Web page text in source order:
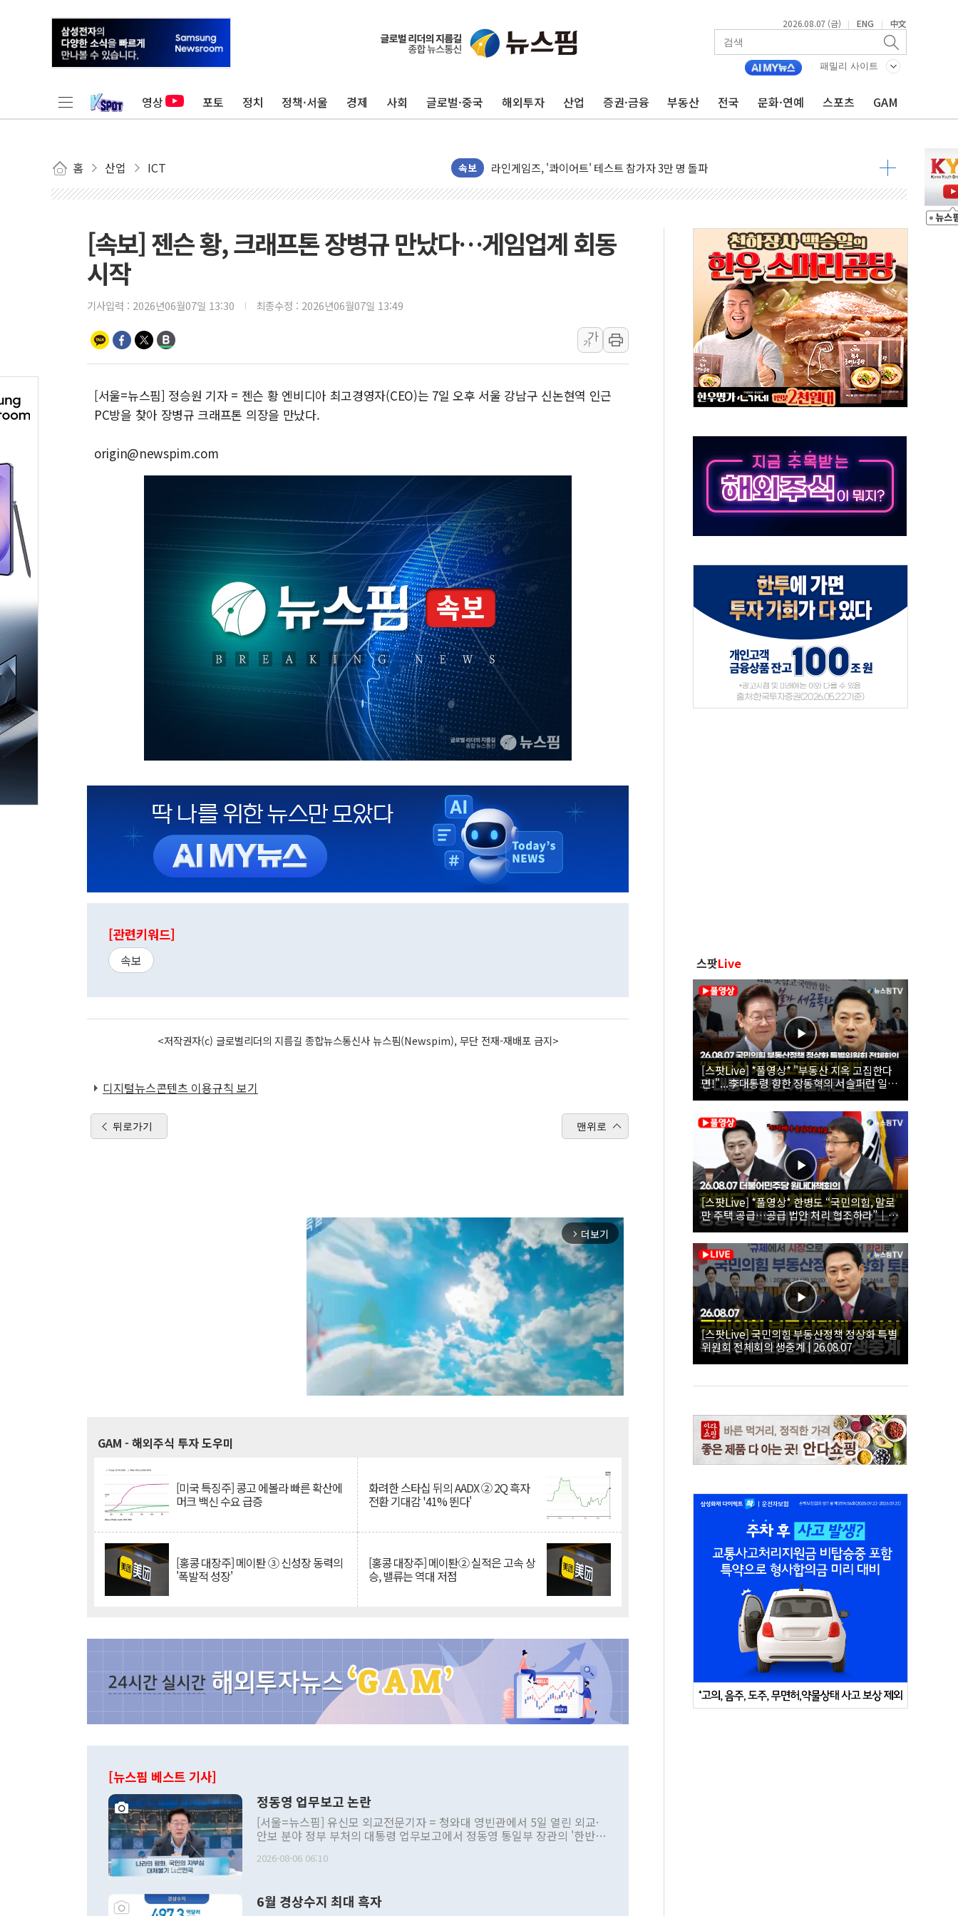
2026.08.07 (금) | ENG | 中文
패밀리 사이트
영상 포토 정치 정책·서울 경제 사회 글로벌·중국 해외투자 산업 증권·금융 부동산 전국 문화·연예 스포츠 GAM
홈 산업 ICT 속보
캠코, 5918억원 규모 압류재산 1506건 공매
[시승기] 공간·승차감 잡은 볼보 EX90…'올 터치'는 호불호
돌아온 홈플러스
[종합] 청도 흥선리 야산 산불 1시간36분만에 주불진화....인명피해 없어
라인게임즈, '콰이어트' 테스트 참가자 3만 명 돌파
에어로케이항공, 청주-중국 청두 노선 운항허가 취득...중국 노선 다변화
네이버, AI 브리핑 도입 후 블로그 창작자 지원 규모 2배 확대
LG헬로비전 '헬로모바일', 교보문고 제휴 전자책 요금제 출시
해군1함대 '창설 80주년' 기념식...지역축제 '불금전파, 송정'과 상생
원주시, 첨단의료복합단지 지정 준비 본격화…'AI 데이터 기반 메디테크 혁신허브' 구상
삼척시, 무건리 이끼폭포 생태탐방로 출입 통제
전남광주 화정역 인근 도로 4중 추돌…1명 심정지·5명 부상
청도 문수리 야산서 산불 진화 중...진화헬기 3대 투입
'해병 순직 책임' 임성근 전 사단장 항소심도 징역 3년
[속보] 젠슨 황, 크래프톤 장병규 만났다…게임업계 회동
시작
기사입력 : 2026년06월07일 13:30 최종수정 : 2026년06월07일 13:49
가
가
[서울=뉴스핌] 정승원 기자 = 젠슨 황 엔비디아 최고경영자(CEO)는 7일 오후 서울 강남구 신논현역 인근
PC방을 찾아 장병규 크래프톤 의장을 만났다.
origin@newspim.com
[관련키워드]
속보
<저작권자(c) 글로벌리더의 지름길 종합뉴스통신사 뉴스핌(Newspim), 무단 전재-재배포 금지>
디지털뉴스콘텐츠 이용규칙 보기
뒤로가기 맨위로
arrow_forward_ios 더보기
GAM - 해외주식 투자 도우미
[미국 특징주] 콩고 에볼라 빠른 확산에
머크 백신 수요 급증
화려한 스타십 뒤의 AADX ② 2Q 흑자
전환 기대감 '41% 뛴다'
[홍콩 대장주] 메이퇀 ③ 신성장 동력의
'폭발적 성장'
[홍콩 대장주] 메이퇀② 실적은 고속 상
승, 밸류는 역대 저점
[뉴스핌 베스트 기사]
정동영 업무보고 논란
[서울=뉴스핌] 유신모 외교전문기자 = 청와대 영빈관에서 5일 열린 외교·
안보 분야 정부 부처의 대통령 업무보고에서 정동영 통일부 장관의 '한반도
발언 중에는 정부 내 조율을 거치지 않은 사안을 정책으로 추진하겠다고 공
주의적 희망에 근거한 비현실적 구상'이라는 비판을 내놨다. 그동안 정 장
2026-08-06 06:10
6월 경상수지 최대 흑자
스팟Live
[스팟Live] *풀영상* "부동산 지옥 고집한다
면!"...李대통령 향한 장동혁의 서슬퍼런 일갈
| 26.08.07 국민의힘 부동산정책 정상화 특별
위원회 전체회의
[스팟Live] *풀영상* 한병도 “국민의힘, 말로
만 주택 공급…공급 법안 처리 협조하라”｜
26.08.07 더불어민주당 원내대책회의
[스팟Live] 국민의힘 부동산정책 정상화 특별
위원회 전체회의 생중계 | 26.08.07